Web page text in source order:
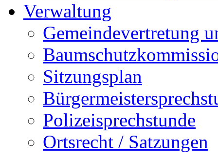
Verwaltung
Gemeindevertretung
Sitzungsplan
Polizeisprechstunde
Ortsrecht / Satzungen